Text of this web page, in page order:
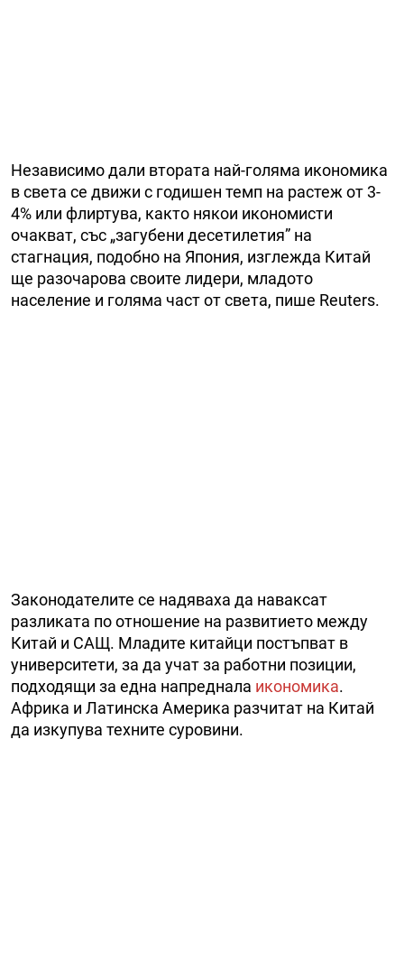
Независимо дали втората най-голяма икономика
в света се движи с годишен темп на растеж от 3-
4% или флиртува, както някои икономисти
очакват, със „загубени десетилетия” на
стагнация, подобно на Япония, изглежда Китай
ще разочарова своите лидери, младото
население и голяма част от света, пише Reuters.
Законодателите се надяваха да наваксат
разликата по отношение на развитието между
Китай и САЩ. Младите китайци постъпват в
университети, за да учат за работни позиции,
подходящи за една напреднала икономика.
Африка и Латинска Америка разчитат на Китай
да изкупува техните суровини.